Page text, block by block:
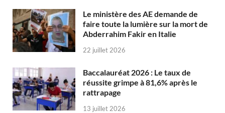
Le ministère des AE demande de
faire toute la lumière sur la mort de
Abderrahim Fakir en Italie
22 juillet 2026
Baccalauréat 2026 : Le taux de
réussite grimpe à 81,6% après le
rattrapage
13 juillet 2026